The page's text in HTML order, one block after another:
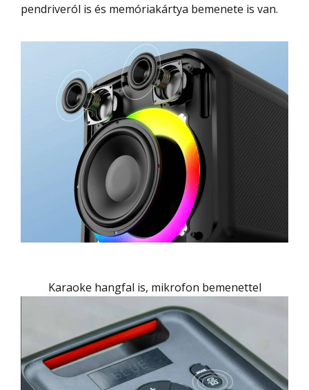
pendriveról is és memóriakártya bemenete is van.
Karaoke hangfal is, mikrofon bemenettel